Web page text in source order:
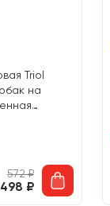
Triol
на
572₽
498 ₽